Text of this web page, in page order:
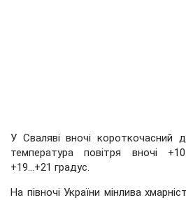
У Сваляві вночі короткочасний
температура повітря вночі
+19...+21 градус.
На півночі України мінлива